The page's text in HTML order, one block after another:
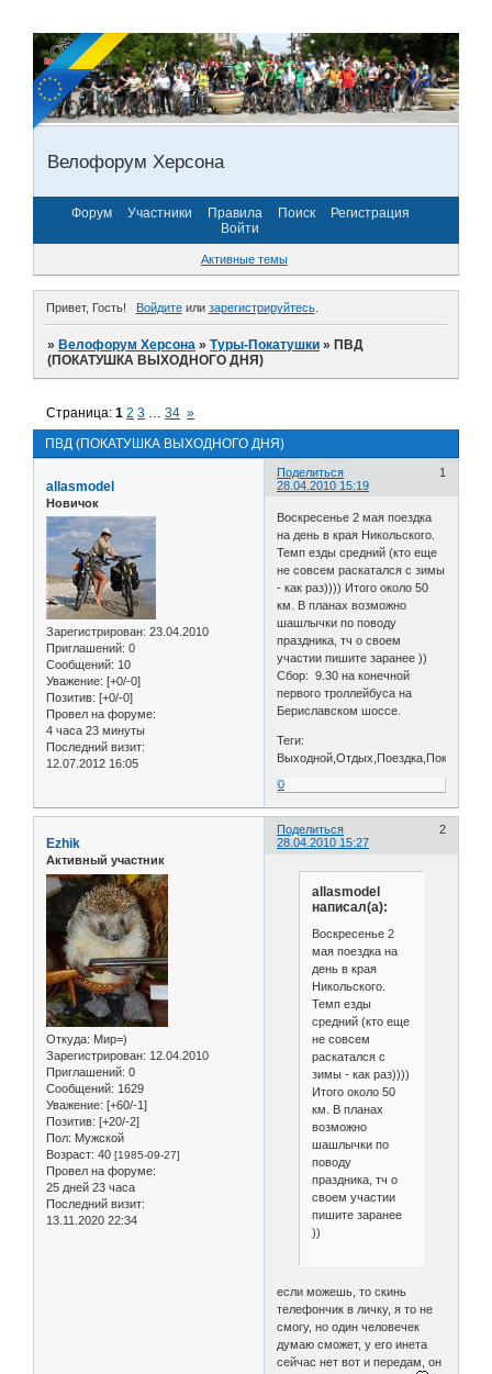
Велофорум Херсона
Форум Участники Правила Поиск
Регистрация
Войти
Активные темы
Привет, Гость! Войдитеили зарегистрируйтесь.
»Велофорум Херсона »Туры-Покатушки »ПВД
(ПОКАТУШКА ВЫХОДНОГО ДНЯ)
ПВД (ПОКАТУШКА ВЫХОДНОГО ДНЯ)
Страница:1 2 3 … 34 »
Поделиться
1
28.04.2010 15:19
allasmodel
Новичок
Зарегистрирован: 23.04.2010
Приглашений: 0
Сообщений: 10
Уважение: [+0/-0]
Позитив: [+0/-0]
Провел на форуме:
4 часа 23 минуты
Последний визит:
12.07.2012 16:05
Воскресенье 2 мая поездка
на день в края Никольского.
Темп езды средний (кто еще
не совсем раскатался с зимы
- как раз)))) Итого около 50
км. В планах возможно
шашлычки по поводу
праздника, тч о своем
участии пишите заранее ))
Сбор: 9.30 на конечной
первого троллейбуса на
Бериславском шоссе.
Теги:
0
Поделиться
2
28.04.2010 15:27
Ezhik
Активный участник
Откуда: Мир=)
Зарегистрирован: 12.04.2010
Приглашений: 0
Сообщений: 1629
Уважение: [+60/-1]
Позитив: [+20/-2]
Пол: Мужской
Возраст: 40 [1985-09-27]
Провел на форуме:
25 дней 23 часа
Последний визит:
13.11.2020 22:34
allasmodel
написал(а):
Воскресенье 2
мая поездка на
день в края
Никольского.
Темп езды
средний (кто еще
не совсем
раскатался с
зимы - как раз))))
Итого около 50
км. В планах
возможно
шашлычки по
поводу
праздника, тч о
своем участии
пишите заранее
))
если можешь, то скинь
телефончик в личку, я то не
смогу, но один человечек
думаю сможет, у его инета
сейчас нет вот и передам, он